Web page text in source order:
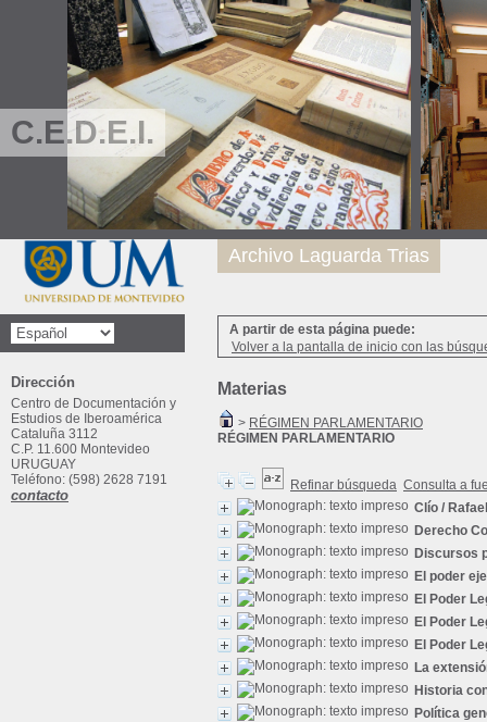
C.E.D.E.I.
A partir de esta página puede:
Volver a la pantalla de inicio con las
Materias
> RÉGIMEN PARLAMENTARIO
RÉGIMEN PARLAMENTARIO
Refinar búsqueda Consulta a
Clío /
Derecho
Discursos
El poder
El Poder
El Poder
El Poder
La
Historia
Política
Archivo Laguarda Trias
Dirección
Centro de Documentación y
Estudios de Iberoamérica
Cataluña 3112
C.P. 11.600 Montevideo
URUGUAY
Teléfono: (598) 2628 7191
contacto